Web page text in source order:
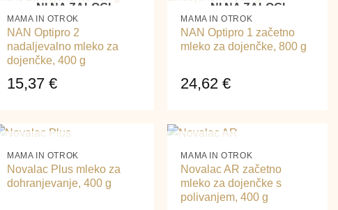
NI NA ZALOGI
MAMA IN OTROK
NAN Optipro 2
nadaljevalno mleko za
dojenčke, 400 g
15,37 €
NI NA ZALOGI
MAMA IN OTROK
NAN Optipro 1 začetno
mleko za dojenčke, 800 g
24,62€
+
NI NA ZALOGI
MAMA IN OTROK
Novalac Plus mleko za
dohranjevanje, 400 g
+
NI NA ZALOGI
MAMA IN OTROK
Novalac AR začetno
mleko za dojenčke s
polivanjem, 400 g